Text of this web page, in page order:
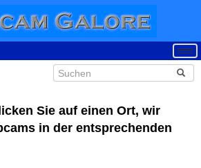
Sie auf einen Ort, wir
in der entsprechenden